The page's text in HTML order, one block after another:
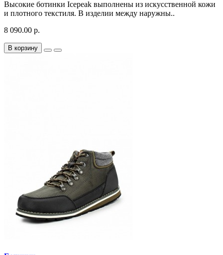
Высокие ботинки Icepeak выполнены из искусственной кожи
и плотного текстиля. В изделии между наружны..
8 090.00 р.
В корзину